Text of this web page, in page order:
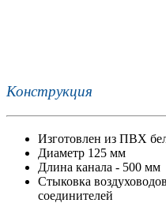
Конструкция
Изготовлен из ПВХ
Диаметр 125 мм
Длина канала - 500 мм
Стыковка
соединителей